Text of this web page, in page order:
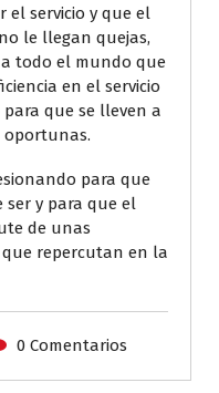
el servicio y que el
le llegan quejas,
todo el mundo que
en el servicio
que se lleven a
oportunas.
para que
ser y para que el
de unas
repercutan en la
0 Comentarios